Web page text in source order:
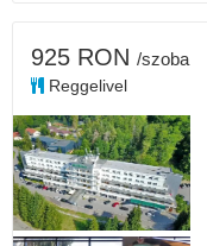
925 RON /szoba
Reggelivel